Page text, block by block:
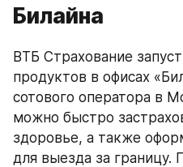
Билайна
ВТБ Страхование
продуктов в офисах
сотового оператора в
можно быстро
здоровье, а также
для выезда за границу.